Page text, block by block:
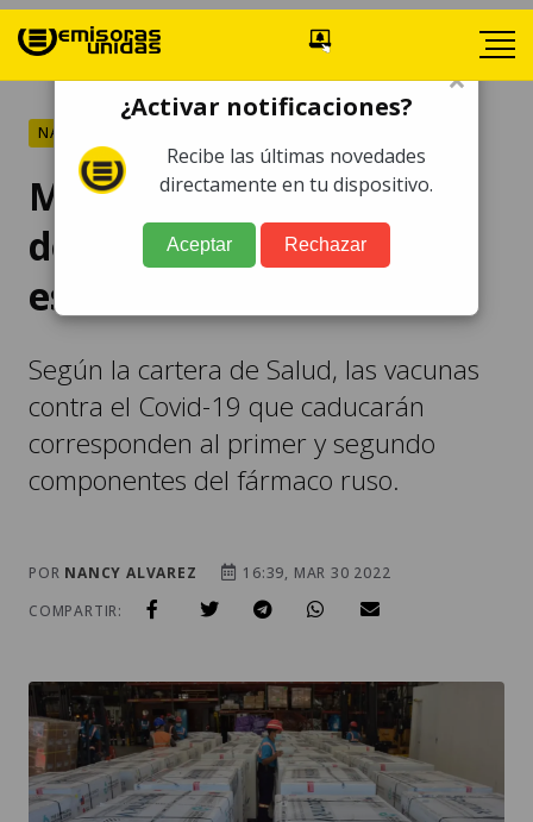
NACIONALES
Más de 2 millones de
dosis de Sputnik vencen
este 31 de marzo
Según la cartera de Salud, las vacunas
contra el Covid-19 que caducarán
corresponden al primer y segundo
componentes del fármaco ruso.
POR NANCY ALVAREZ
16:39, MAR 30 2022
COMPARTIR:
×
¿Activar notificaciones?
Recibe las últimas novedades
directamente en tu dispositivo.
Aceptar Rechazar